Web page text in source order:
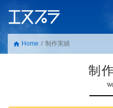
home Home 制作実績
制